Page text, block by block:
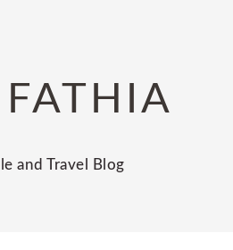
and Travel Blog